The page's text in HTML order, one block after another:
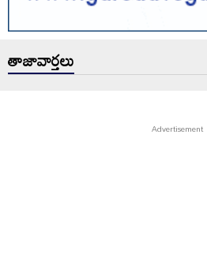
తాజావార్తలు